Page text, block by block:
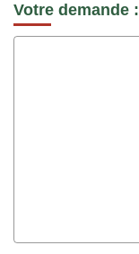
Votre demande :